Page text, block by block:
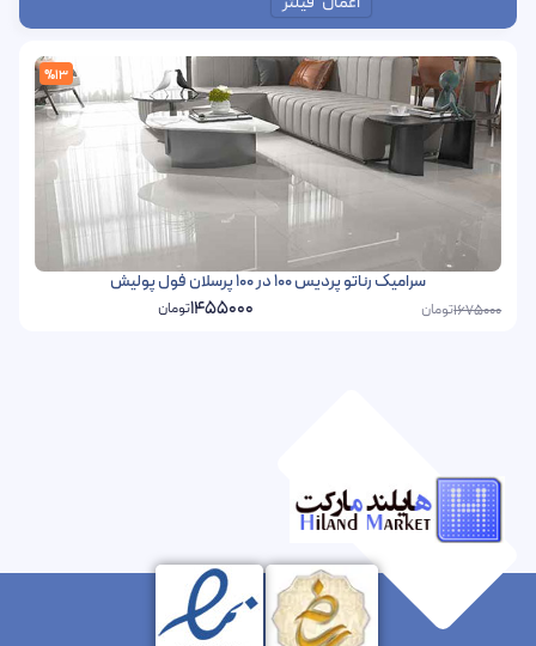
%13
سرامیک رناتو پردیس 100 در 100 پرسلان فول پولیش
1675000تومان 1455000تومان